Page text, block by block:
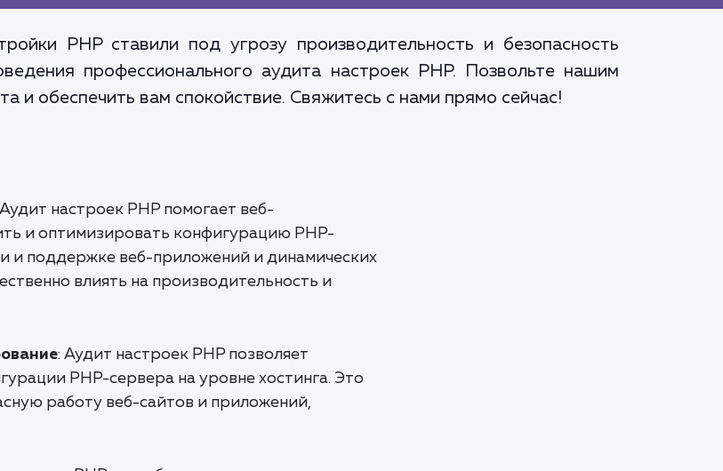
PHP ставили под угрозу производительность и безопасность
профессионального аудита настроек PHP. Позвольте нашим
и обеспечить вам спокойствие. Свяжитесь с нами прямо сейчас!
настроек PHP помогает веб-
и оптимизировать конфигурацию PHP-
и поддержке веб-приложений и динамических
влиять на производительность и
: Аудит настроек PHP позволяет
PHP-сервера на уровне хостинга. Это
работу веб-сайтов и приложений,